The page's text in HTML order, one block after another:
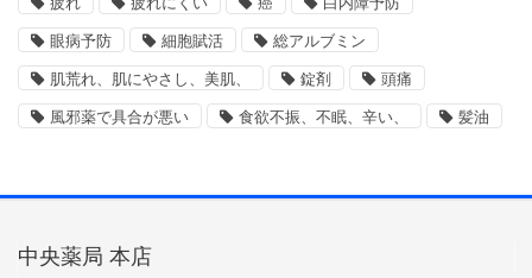
眼病予防 細胞賦活 総アルブミン
肌荒れ、肌にやさし、美肌、 錠剤 頭痛
風邪薬で具合が悪い 食欲不振、不眠、辛い、 髪油
中央薬局 本店